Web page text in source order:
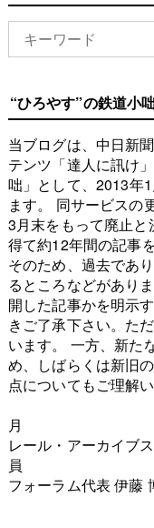
“ひろやす”の鉄道小
当ブログは、中日新
テンツ「達人に訊け
咄」として、2013年
ます。 同サービスの
3月末をもって廃止
得て約12年間の記事
そのため、過去であ
るところなどがあり
開した記事かを明示
きご了承下さい。た
います。 一方、新た
め、しばらくは新旧
点についてもご理解
月
レール・アーカイブ
員
フォーラム代表 伊藤